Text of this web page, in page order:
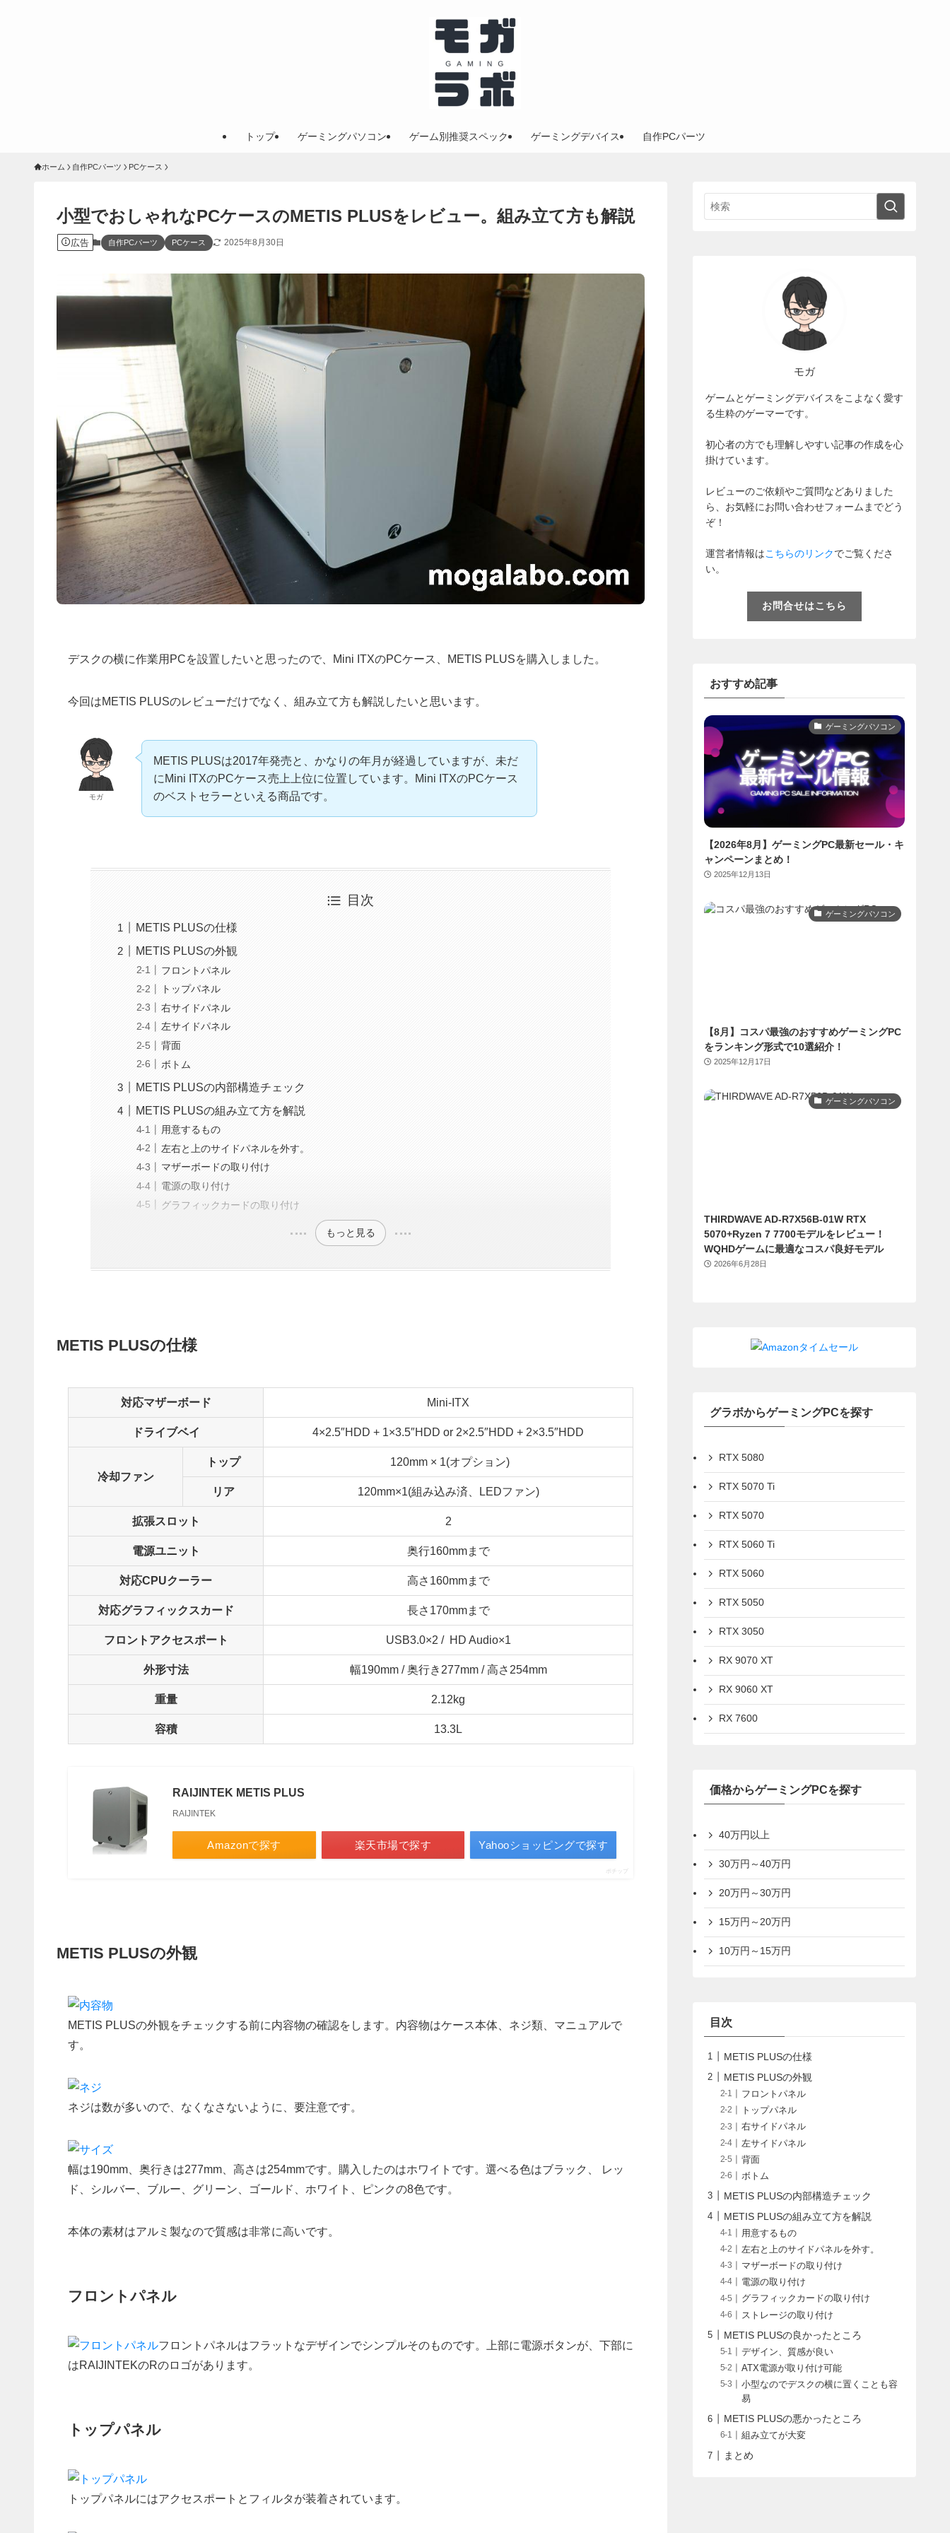
トップ ゲーミングパソコン ゲーム別推奨スペック ゲーミングデバイス 自作PCパーツ
ホーム 自作PCパーツ PCケース
小型でおしゃれなPCケースのMETIS PLUSをレビュー。組み立て方も解説
広告 自作PCパーツ PCケース 2025年8月30日
デスクの横に作業用PCを設置したいと思ったので、Mini ITXのPCケース、METIS PLUSを購入しました。
今回はMETIS PLUSのレビューだけでなく、組み立て方も解説したいと思います。
モガ
METIS PLUSは2017年発売と、かなりの年月が経過していますが、未だ
にMini ITXのPCケース売上上位に位置しています。Mini ITXのPCケース
のベストセラーといえる商品です。
目次
METIS PLUSの仕様
METIS PLUSの外観
フロントパネル
トップパネル
右サイドパネル
左サイドパネル
背面
ボトム
METIS PLUSの内部構造チェック
METIS PLUSの組み立て方を解説
用意するもの
左右と上のサイドパネルを外す。
マザーボードの取り付け
電源の取り付け
グラフィックカードの取り付け
もっと見る
METIS PLUSの仕様
対応マザーボード Mini-ITX
ドライブベイ 4×2.5″HDD + 1×3.5″HDD or 2×2.5″HDD + 2×3.5″HDD
冷却ファン
トップ 120mm × 1(オプション)
リア 120mm×1(組み込み済、LEDファン)
拡張スロット 2
電源ユニット 奥行160mmまで
対応CPUクーラー 高さ160mmまで
対応グラフィックスカード 長さ170mmまで
フロントアクセスポート USB3.0×2 / HD Audio×1
外形寸法 幅190mm / 奥行き277mm / 高さ254mm
重量 2.12kg
容積 13.3L
RAIJINTEK METIS PLUS
RAIJINTEK
Amazonで探す 楽天市場で探す Yahooショッピングで探す
ポチップ
METIS PLUSの外観
METIS PLUSの外観をチェックする前に内容物の確認をします。内容物はケース本体、ネジ類、マニュアルで
す。
ネジは数が多いので、なくなさないように、要注意です。
幅は190mm、奥行きは277mm、高さは254mmです。購入したのはホワイトです。選べる色はブラック、 レッ
ド、シルバー、ブルー、グリーン、ゴールド、ホワイト、ピンクの8色です。
本体の素材はアルミ製なので質感は非常に高いです。
フロントパネル
フロントパネルはフラットなデザインでシンプルそのものです。上部に電源ボタンが、下部に
はRAIJINTEKのRのロゴがあります。
トップパネル
トップパネルにはアクセスポートとフィルタが装着されています。
モガ
ゲームとゲーミングデバイスをこよなく愛す
る生粋のゲーマーです。
初心者の方でも理解しやすい記事の作成を心
掛けています。
レビューのご依頼やご質問などありました
ら、お気軽にお問い合わせフォームまでどう
ぞ！
運営者情報はこちらのリンクでご覧くださ
い。
お問合せはこちら
おすすめ記事
ゲーミングパソコン
【2026年8月】ゲーミングPC最新セール・キ
ャンペーンまとめ！
2025年12月13日
ゲーミングパソコン
【8月】コスパ最強のおすすめゲーミングPC
をランキング形式で10選紹介！
2025年12月17日
ゲーミングパソコン
THIRDWAVE AD-R7X56B-01W RTX
5070+Ryzen 7 7700モデルをレビュー！
WQHDゲームに最適なコスパ良好モデル
2026年6月28日
グラボからゲーミングPCを探す
RTX 5080
RTX 5070 Ti
RTX 5070
RTX 5060 Ti
RTX 5060
RTX 5050
RTX 3050
RX 9070 XT
RX 9060 XT
RX 7600
価格からゲーミングPCを探す
40万円以上
30万円～40万円
20万円～30万円
15万円～20万円
10万円～15万円
目次
METIS PLUSの仕様
METIS PLUSの外観
フロントパネル
トップパネル
右サイドパネル
左サイドパネル
背面
ボトム
METIS PLUSの内部構造チェック
METIS PLUSの組み立て方を解説
用意するもの
左右と上のサイドパネルを外す。
マザーボードの取り付け
電源の取り付け
グラフィックカードの取り付け
ストレージの取り付け
METIS PLUSの良かったところ
デザイン、質感が良い
ATX電源が取り付け可能
小型なのでデスクの横に置くことも容
易
METIS PLUSの悪かったところ
組み立てが大変
まとめ